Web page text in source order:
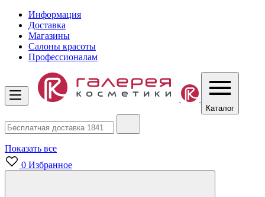
Информация
Доставка
Магазины
Салоны красоты
Профессионалам
Каталог
Показать все
0 Избранное